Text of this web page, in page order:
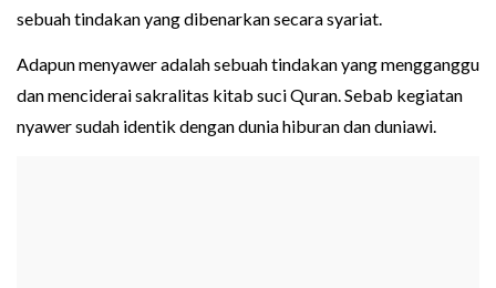
sebuah tindakan yang dibenarkan secara syariat.
Adapun menyawer adalah sebuah tindakan yang mengganggu
dan menciderai sakralitas kitab suci Quran. Sebab kegiatan
nyawer sudah identik dengan dunia hiburan dan duniawi.